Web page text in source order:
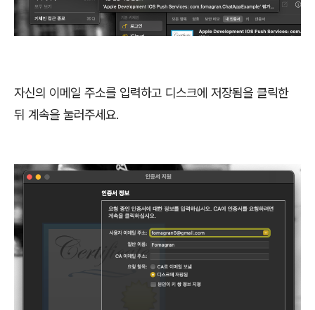
자신의 이메일 주소를 입력하고 디스크에 저장됨을 클릭한
뒤 계속을 눌러주세요.